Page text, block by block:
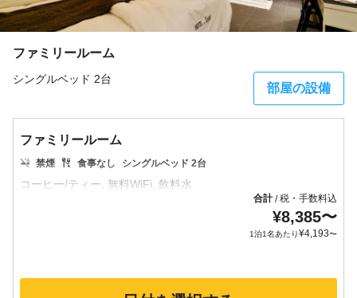
ファミリールーム
シングルベッド 2台
部屋の設備
ファミリールーム
禁煙 食事なし シングルベッド 2台
合計/税・手数料込
¥8,385〜
1泊1名あたり¥4,193〜